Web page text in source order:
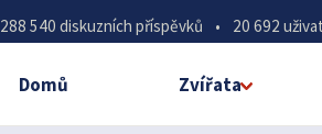
288 540 diskuzních příspěvků • 20 692
Domů Zvířata